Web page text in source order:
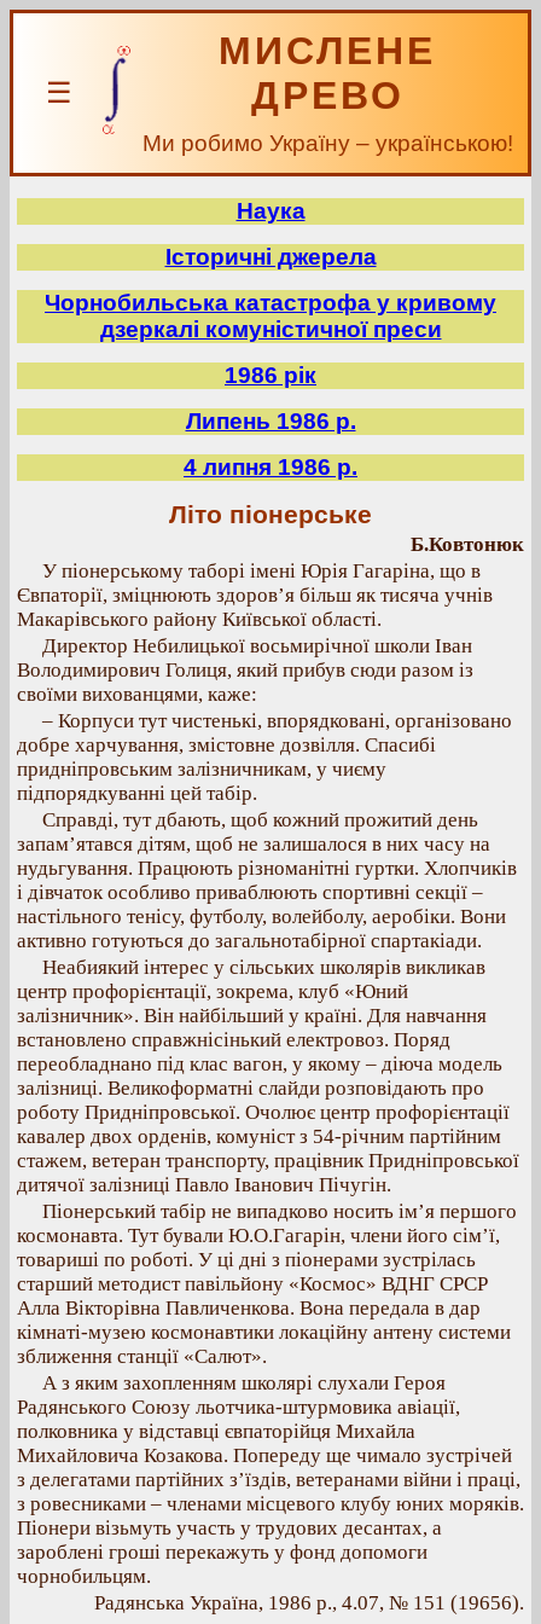
☰
МИСЛЕНЕ
ДРЕВО
Ми робимо Україну – українською!
Наука
Історичні джерела
Чорнобильська катастрофа у кривому
дзеркалі комуністичної преси
1986 рік
Липень 1986 р.
4 липня 1986 р.
Літо піонерське
Б.Ковтонюк
У піонерському таборі імені Юрія Гагаріна, що в
Євпаторії, зміцнюють здоров’я більш як тисяча учнів
Макарівського району Київської області.
Директор Небилицької восьмирічної школи Іван
Володимирович Голиця, який прибув сюди разом із
своїми вихованцями, каже:
– Корпуси тут чистенькі, впорядковані, організовано
добре харчування, змістовне дозвілля. Спасибі
придніпровським залізничникам, у чиєму
підпорядкуванні цей табір.
Справді, тут дбають, щоб кожний прожитий день
запам’ятався дітям, щоб не залишалося в них часу на
нудьгування. Працюють різноманітні гуртки. Хлопчиків
і дівчаток особливо приваблюють спортивні секції –
настільного тенісу, футболу, волейболу, аеробіки. Вони
активно готуються до загальнотабірної спартакіади.
Неабиякий інтерес у сільських школярів викликав
центр профорієнтації, зокрема, клуб «Юний
залізничник». Він найбільший у країні. Для навчання
встановлено справжнісінький електровоз. Поряд
переобладнано під клас вагон, у якому – діюча модель
залізниці. Великоформатні слайди розповідають про
роботу Придніпровської. Очолює центр профорієнтації
кавалер двох орденів, комуніст з 54-річним партійним
стажем, ветеран транспорту, працівник Придніпровської
дитячої залізниці Павло Іванович Пічугін.
Піонерський табір не випадково носить ім’я першого
космонавта. Тут бували Ю.О.Гагарін, члени його сім’ї,
товариші по роботі. У ці дні з піонерами зустрілась
старший методист павільйону «Космос» ВДНГ СРСР
Алла Вікторівна Павличенкова. Вона передала в дар
кімнаті-музею космонавтики локаційну антену системи
зближення станції «Салют».
А з яким захопленням школярі слухали Героя
Радянського Союзу льотчика-штурмовика авіації,
полковника у відставці євпаторійця Михайла
Михайловича Козакова. Попереду ще чимало зустрічей
з делегатами партійних з’їздів, ветеранами війни і праці,
з ровесниками – членами місцевого клубу юних моряків.
Піонери візьмуть участь у трудових десантах, а
зароблені гроші перекажуть у фонд допомоги
чорнобильцям.
Радянська Україна, 1986 р., 4.07, № 151 (19656).